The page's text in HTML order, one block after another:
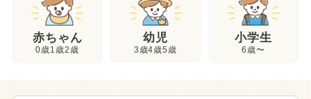
赤ちゃん
0歳1歳2歳
幼児
3歳4歳5歳
小学生
6歳〜